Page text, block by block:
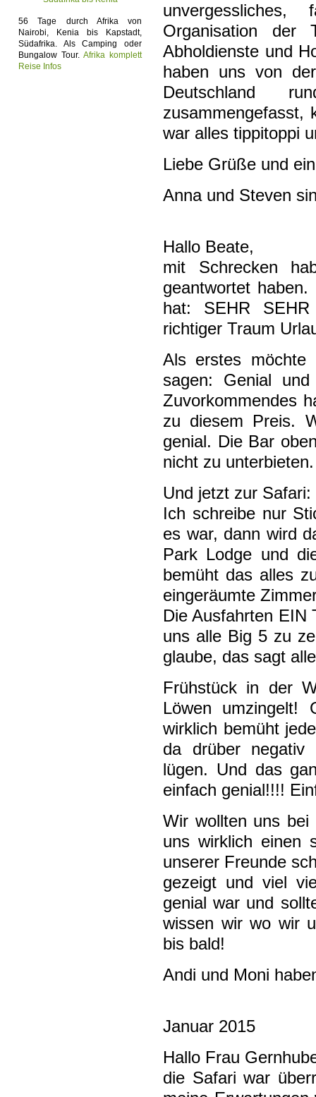
56 Tage durch Afrika von
Nairobi, Kenia bis Kapstadt,
Südafrika. Als Camping oder
Bungalow Tour. Afrika komplett
Reise Infos
Organisation der
Abholdienste und
haben uns von
Deutschland
zusammengefasst,
war alles tippitoppi
Liebe Grüße und
Anna und Steven
Hallo Beate,
mit Schrecken
geantwortet
hat: SEHR
richtiger Traum
Als erstes möchte
sagen: Genial
Zuvorkommendes
zu diesem Preis.
genial. Die Bar
nicht zu
Und jetzt zur Safari:
Ich schreibe nur
es war, dann wird
Park Lodge und
bemüht das alles
eingeräumte
Die Ausfahrten EIN
uns alle Big 5 zu
glaube, das sagt
Frühstück in der
Löwen umzingelt!
wirklich bemüht
da drüber negativ
lügen. Und das
einfach genial!!!!
Wir wollten uns bei
uns wirklich einen
unserer Freunde
gezeigt und viel
genial war und
wissen wir wo wir
bis bald!
Andi und Moni
Januar 2015
Hallo Frau
die Safari war